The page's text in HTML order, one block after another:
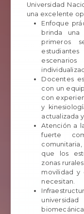
Universidad
una excelente
Enfoque
brinda una
primeros
Docentes
con un
con
y
actualizada
Atención a
fuerte
que los
zonas
movilidad y
necesitan.